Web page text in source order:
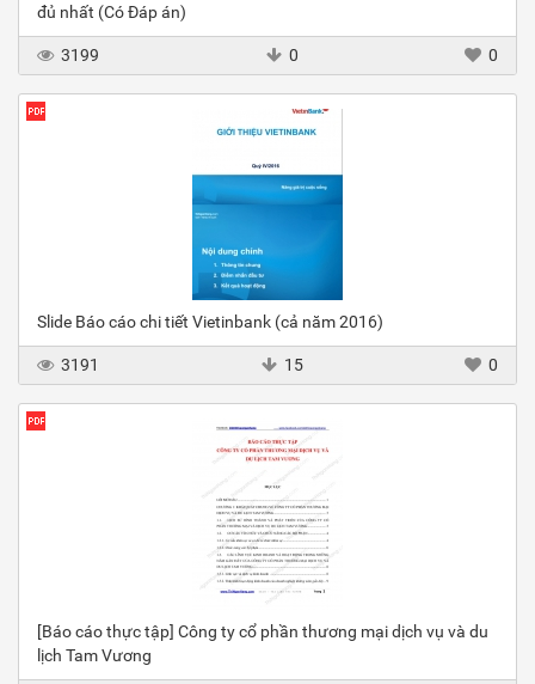
đủ nhất (Có Đáp án)
3199 0 0
Slide Báo cáo chi tiết Vietinbank (cả năm 2016)
3191 15 0
[Báo cáo thực tập] Công ty cổ phần thương mại dịch vụ và du
lịch Tam Vương